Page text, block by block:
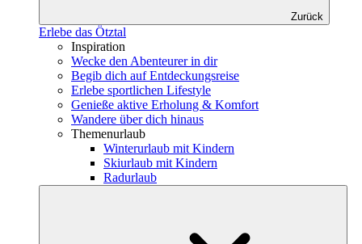
Zurück
Erlebe das Ötztal
Inspiration
Wecke den Abenteurer in dir
Begib dich auf Entdeckungsreise
Erlebe sportlichen Lifestyle
Genieße aktive Erholung & Komfort
Wandere über dich hinaus
Themenurlaub
Winterurlaub mit Kindern
Skiurlaub mit Kindern
Radurlaub